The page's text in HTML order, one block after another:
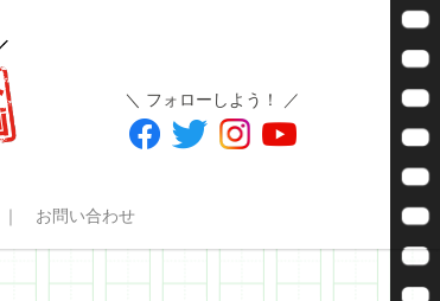
＼ フォローしよう！ ／
お問い合わせ